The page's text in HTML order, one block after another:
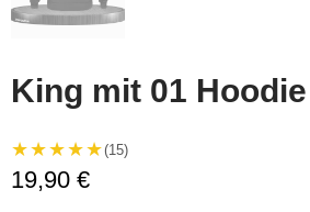
King mit 01
★★★★★(15)
19,90 €